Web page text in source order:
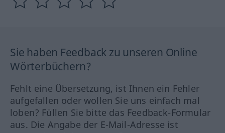
Sie haben Feedback zu unseren Online
Wörterbüchern?
Fehlt eine Übersetzung, ist Ihnen ein Fehler
aufgefallen oder wollen Sie uns einfach mal
loben? Füllen Sie bitte das Feedback-Formular
aus. Die Angabe der E-Mail-Adresse ist